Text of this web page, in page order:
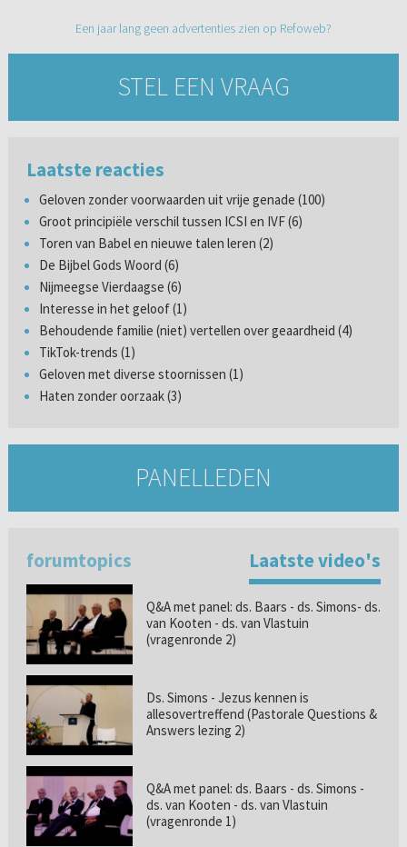
Een jaar lang geen advertenties zien op Refoweb?
STEL EEN VRAAG
Laatste reacties
Geloven zonder voorwaarden uit vrije genade (100)
Groot principiële verschil tussen ICSI en IVF (6)
Toren van Babel en nieuwe talen leren (2)
De Bijbel Gods Woord (6)
Nijmeegse Vierdaagse (6)
Interesse in het geloof (1)
Behoudende familie (niet) vertellen over geaardheid (4)
TikTok-trends (1)
Geloven met diverse stoornissen (1)
Haten zonder oorzaak (3)
PANELLEDEN
forumtopics Laatste video's
Q&A met panel: ds. Baars - ds. Simons- ds.
van Kooten - ds. van Vlastuin
(vragenronde 2)
Ds. Simons - Jezus kennen is
allesovertreffend (Pastorale Questions &
Answers lezing 2)
Q&A met panel: ds. Baars - ds. Simons -
ds. van Kooten - ds. van Vlastuin
(vragenronde 1)